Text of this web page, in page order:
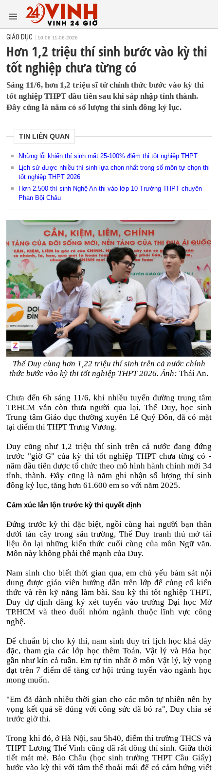
GIÁO DỤC 10:06 11-06-2026
Hơn 1,2 triệu thí sinh bước vào kỳ thi
tốt nghiệp chưa từng có
Sáng 11/6, hơn 1,2 triệu sĩ tử chính thức bước vào kỳ thi
tốt nghiệp THPT đầu tiên sau khi sáp nhập tỉnh thành.
Đây cũng là năm có số lượng thí sinh đông kỷ lục.
TIN LIÊN QUAN
Những lỗi khiến thí sinh mất 25-100% điểm thi tốt nghiệp THPT
Lịch sử được nhiều thí sinh lựa chọn nhất trong số môn tự chọn thi
tốt nghiệp THPT 2026
Hơn 2.500 thí sinh Nghệ An thi vào lớp 10 Trường THPT chuyên
Phan Bội Châu
Thế Duy cùng hơn 1,22 triệu thí sinh trên cả nước chính
thức bước vào kỳ thi tốt nghiệp THPT 2026. Ảnh: Thái An.
Chưa đến 6h sáng 11/6, khi nhiều tuyến đường trung tâm
TP.HCM vẫn còn thưa người qua lại, Thế Duy, học sinh
Trung tâm Giáo dục thường xuyên Lê Quý Đôn, đã có mặt
tại điểm thi THPT Trưng Vương.
Duy cũng như 1,2 triệu thí sinh trên cả nước đang đứng
trước "giờ G" của kỳ thi tốt nghiệp THPT chưa từng có -
năm đầu tiên được tổ chức theo mô hình hành chính mới 34
tỉnh, thành. Đây cũng là năm ghi nhận số lượng thí sinh
đông kỷ lục, tăng hơn 61.600 em so với năm 2025.
Cảm xúc lẫn lộn trước kỳ thi quyết định
Đứng trước kỳ thi đặc biệt, ngồi cùng hai người bạn thân
dưới tán cây trong sân trường, Thế Duy tranh thủ mở tài
liệu ôn lại những kiến thức cuối cùng của môn Ngữ văn.
Môn này không phải thế mạnh của Duy.
Nam sinh cho biết thời gian qua, em chủ yếu bám sát nội
dung được giáo viên hướng dẫn trên lớp để củng cố kiến
thức và rèn kỹ năng làm bài. Sau kỳ thi tốt nghiệp THPT,
Duy dự định đăng ký xét tuyển vào trường Đại học Mở
TP.HCM và theo đuổi nhóm ngành thuộc lĩnh vực công
nghệ.
Để chuẩn bị cho kỳ thi, nam sinh duy trì lịch học khá dày
đặc, tham gia các lớp học thêm Toán, Vật lý và Hóa học
gần như kín cả tuần. Em tự tin nhất ở môn Vật lý, kỳ vọng
đạt trên 7 điểm để tăng cơ hội trúng tuyển vào ngành học
mong muốn.
"Em đã dành nhiều thời gian cho các môn tự nhiên nên hy
vọng kết quả sẽ đúng với công sức đã bỏ ra", Duy chia sẻ
trước giờ thi.
Trong khi đó, ở Hà Nội, sau 5h40, điểm thi trường THCS và
THPT Lương Thế Vinh cũng đã rất đông thí sinh. Giữa thời
tiết mát mẻ, Bảo Châu (học sinh trường THPT Cầu Giấy)
bước vào kỳ thi với tâm thế thoải mái để có cảm hứng viết